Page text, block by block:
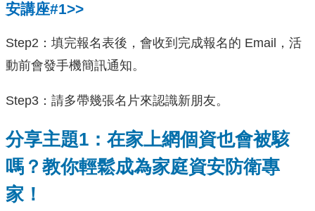
安講座#1>>
Step2：填完報名表後，會收到完成報名的 Email，活
動前會發手機簡訊通知。
Step3：請多帶幾張名片來認識新朋友。
分享主題1：在家上網個資也會被駭
嗎？教你輕鬆成為家庭資安防衛專
家！